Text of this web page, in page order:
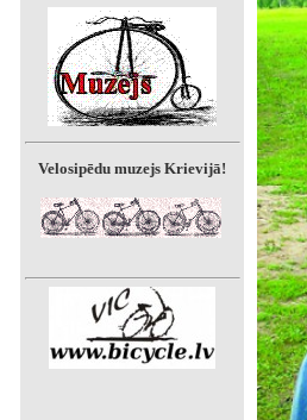
Velosipēdu muzejs Krievijā!